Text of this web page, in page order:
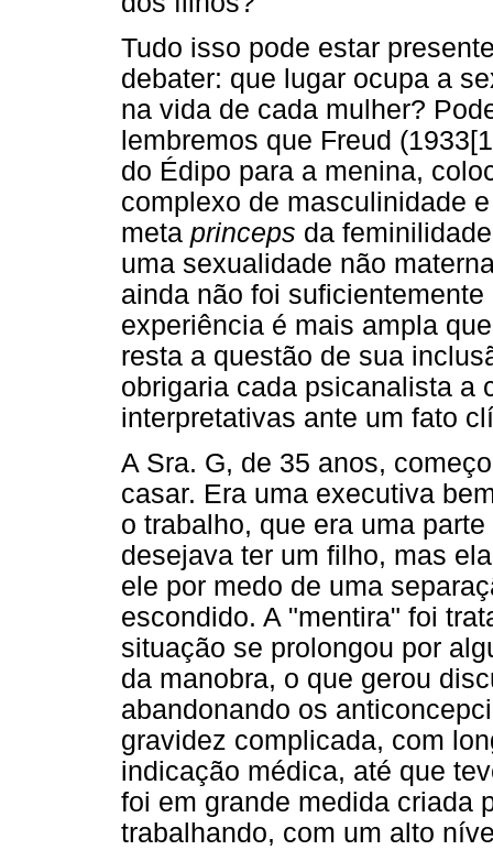
Tudo isso pode estar
debater: que lugar ocupa a
na vida de cada mulher?
lembremos que Freud
do Édipo para a menina,
complexo de masculinidade
meta princeps da
uma sexualidade não
ainda não foi
experiência é mais ampla
resta a questão de sua
obrigaria cada psicanalista a
interpretativas ante um fato
A Sra. G, de 35 anos,
casar. Era uma executiva
o trabalho, que era uma
desejava ter um filho, mas
ele por medo de uma
escondido. A "mentira" foi
situação se prolongou por
da manobra, o que gerou
abandonando os
gravidez complicada, com
indicação médica, até que
foi em grande medida criada
trabalhando, com um alto